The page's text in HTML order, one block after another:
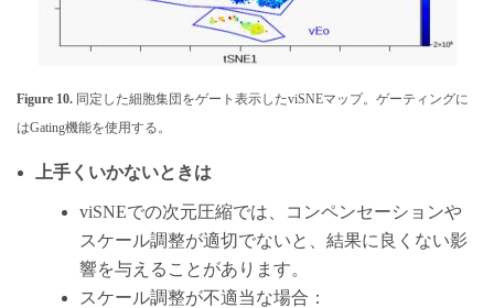
Figure 10. 同定した細胞集団をゲート表示したviSNEマップ。ゲーティングに
はGating機能を使用する。
上手くいかないときは
viSNEでの次元圧縮では、コンペンセーションや
スケール調整が適切でないと、結果に良くない影
響を与えることがあります。
スケール調整が不適当な場合：